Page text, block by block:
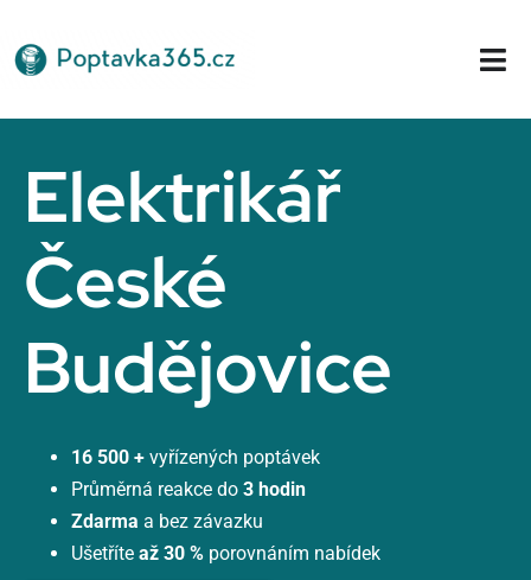
na
obsah
Elektrikář
České
Budějovice
16 500 + vyřízených poptávek
Průměrná reakce do 3 hodin
Zdarma a bez závazku
Ušetříte až 30 %porovnáním nabídek